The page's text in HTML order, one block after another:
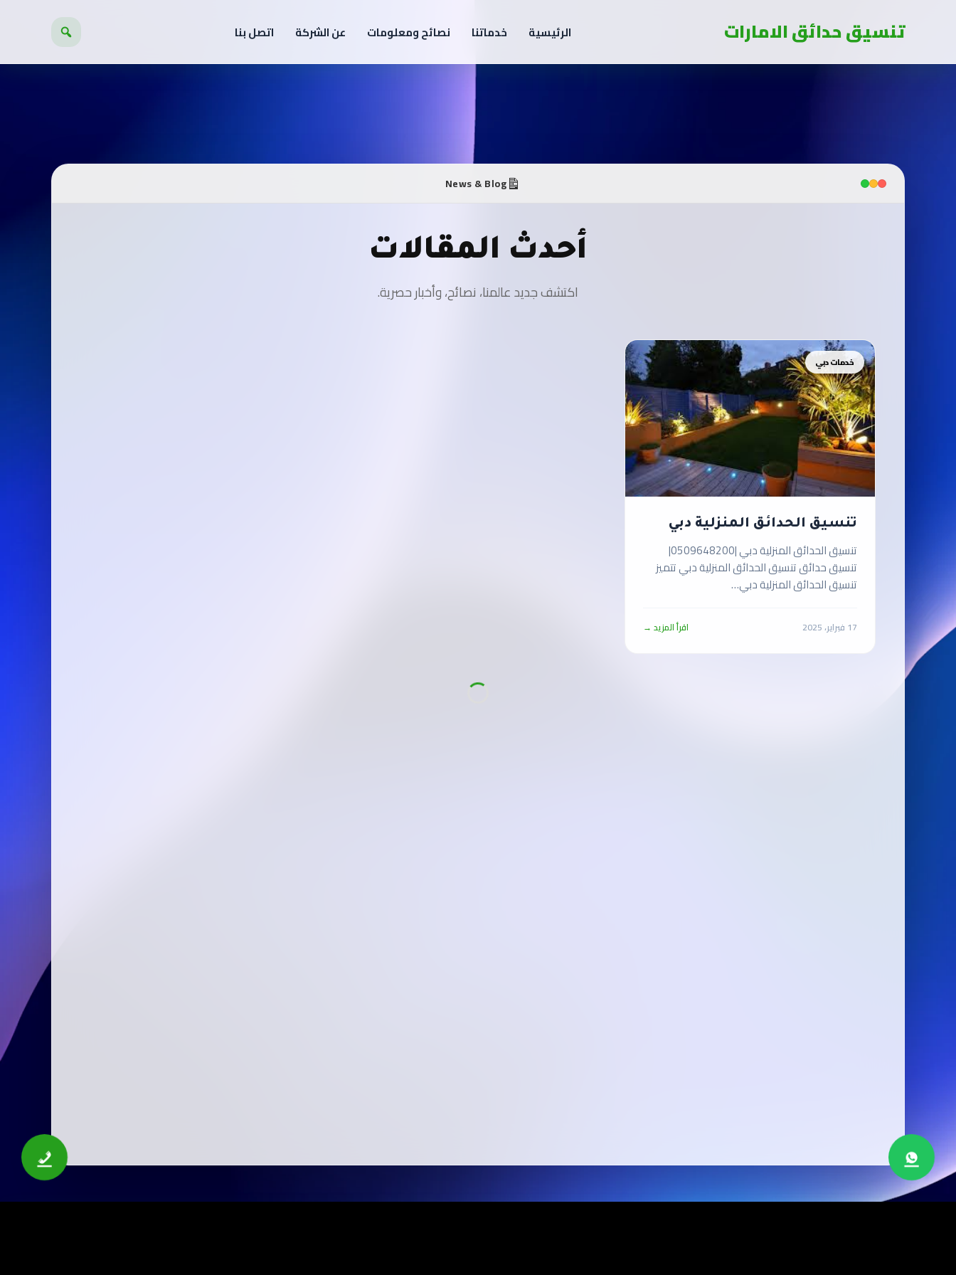
تنسيق حدائق الامارات الرئيسية خدماتنا نصائح ومعلومات عن الشركة اتصل بنا
News & Blog
أحدث المقالات
اكتشف جديد عالمنا، نصائح، وأخبار حصرية.
خدمات دبي
تنسيق الحدائق المنزلية دبي
تنسيق الحدائق المنزلية دبي |0509648200|
تنسيق حدائق تنسيق الحدائق المنزلية دبي تتميز
تنسيق الحدائق المنزلية دبي…
17 فبراير، 2025 اقرأ المزيد →